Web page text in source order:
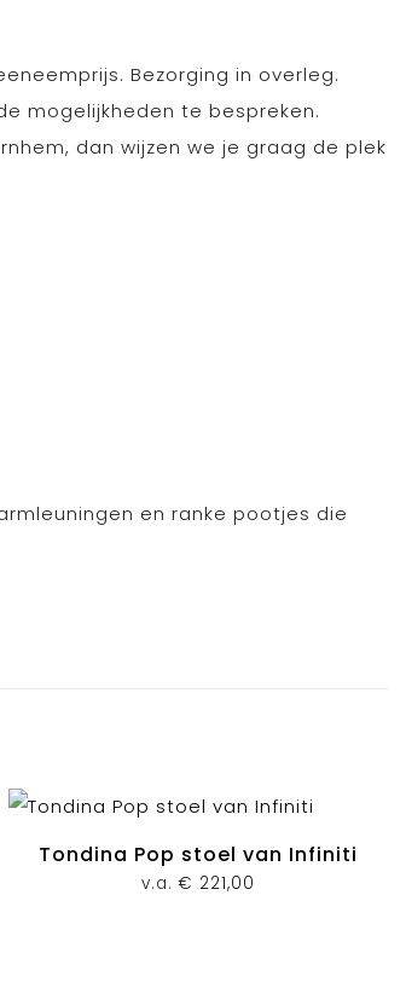
Bezorging in overleg.
mogelijkheden te bespreken.
dan wijzen we je graag de plek
en ranke pootjes die
Tondina Pop stoel van Infiniti
v.a.€ 221,00